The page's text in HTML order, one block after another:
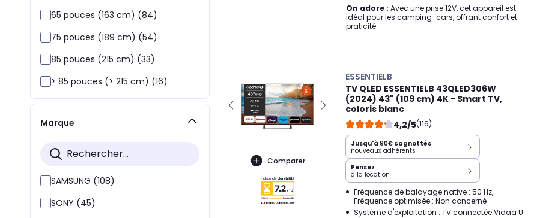
65 pouces (163 cm) (84)
75 pouces (189 cm) (54)
85 pouces (215 cm) (33)
> 85 pouces (> 215 cm) (16)
Marque
SAMSUNG (108)
SONY (45)
On adore : Avec une prise 12V, cet appareil est
idéal pour les camping-cars, offrant confort et
praticité.
Comparer
ESSENTIELB
TV QLED ESSENTIELB 43QLED306W
(2024) 43" (109 cm) 4K - Smart TV,
coloris blanc
4,2/5(116)
Jusqu'à 90€ cagnottés
nouveaux adhérents
Pensez
à la location
Fréquence de balayage native : 50 Hz,
Fréquence optimisée : Non concerné
Système d'exploitation : TV connectée Vidaa U